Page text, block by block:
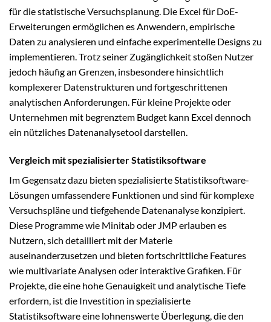
für die statistische Versuchsplanung. Die Excel für DoE-
Erweiterungen ermöglichen es Anwendern, empirische
Daten zu analysieren und einfache experimentelle Designs zu
implementieren. Trotz seiner Zugänglichkeit stoßen Nutzer
jedoch häufig an Grenzen, insbesondere hinsichtlich
komplexerer Datenstrukturen und fortgeschrittenen
analytischen Anforderungen. Für kleine Projekte oder
Unternehmen mit begrenztem Budget kann Excel dennoch
ein nützliches Datenanalysetool darstellen.
Vergleich mit spezialisierter Statistiksoftware
Im Gegensatz dazu bieten spezialisierte Statistiksoftware-
Lösungen umfassendere Funktionen und sind für komplexe
Versuchspläne und tiefgehende Datenanalyse konzipiert.
Diese Programme wie Minitab oder JMP erlauben es
Nutzern, sich detailliert mit der Materie
auseinanderzusetzen und bieten fortschrittliche Features
wie multivariate Analysen oder interaktive Grafiken. Für
Projekte, die eine hohe Genauigkeit und analytische Tiefe
erfordern, ist die Investition in spezialisierte
Statistiksoftware eine lohnenswerte Überlegung, die den